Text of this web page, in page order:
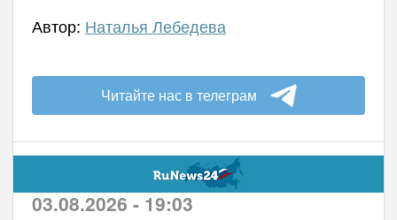
Автор: Наталья Лебедева
Читайте нас в телеграм
03.08.2026 - 19:03